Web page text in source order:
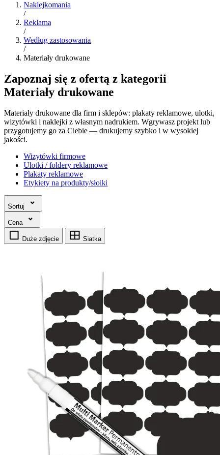
Naklejkomania
/
Reklama
/
Według zastosowania
/
Materiały drukowane
Zapoznaj się z ofertą z kategorii
Materiały drukowane
Materiały drukowane dla firm i sklepów: plakaty reklamowe, ulotki,
wizytówki i naklejki z własnym nadrukiem. Wgrywasz projekt lub
przygotujemy go za Ciebie — drukujemy szybko i w wysokiej
jakości.
Wizytówki firmowe
Ulotki / foldery reklamowe
Plakaty reklamowe
Etykiety na produkty/słoiki
Sortuj
Cena
Duże zdjęcie Siatka